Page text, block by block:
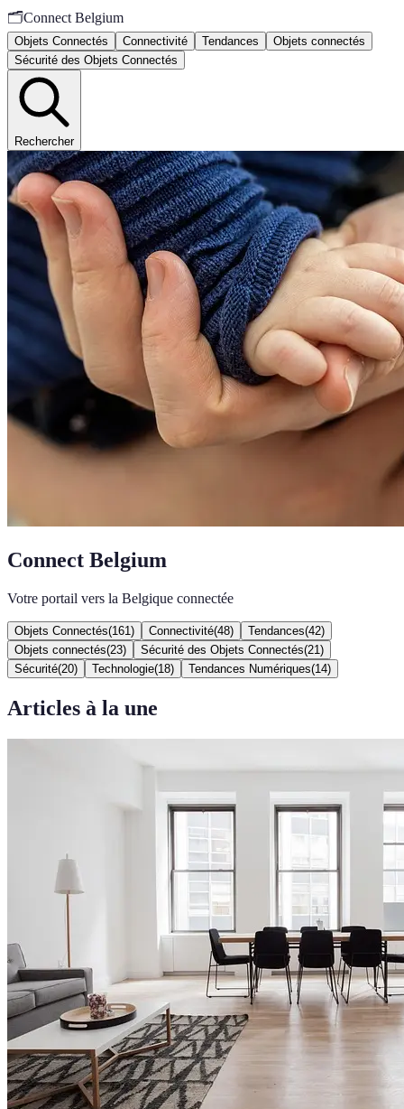
🗂️Connect Belgium
Objets Connectés Connectivité Tendances
Objets connectés
Sécurité des Objets Connectés
Rechercher
Connect Belgium
Votre portail vers la Belgique connectée
Objets Connectés(161 ) Connectivité(48) Tendances(42)
Objets connectés(23) Sécurité des Objets Connectés(21 )
Sécurité(20) Technologie(18) Tendances Numériques(14)
Articles à la une